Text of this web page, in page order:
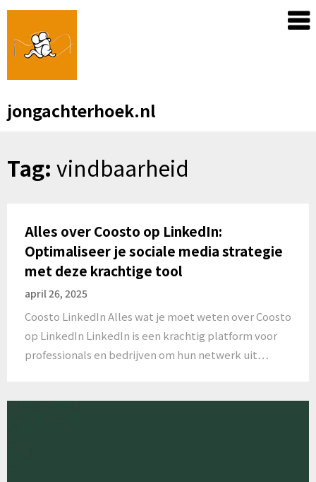
Skip
content
jongachterhoek.nl
Tag: vindbaarheid
Alles over Coosto op LinkedIn:
Optimaliseer je sociale media strategie
met deze krachtige tool
april 26, 2025
Coosto LinkedIn Alles wat je moet weten over Coosto
op LinkedIn LinkedIn is een krachtig platform voor
professionals en bedrijven om hun netwerk uit…